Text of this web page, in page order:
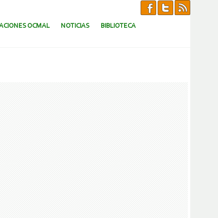
OCMAL NOTICIAS BIBLIOTECA